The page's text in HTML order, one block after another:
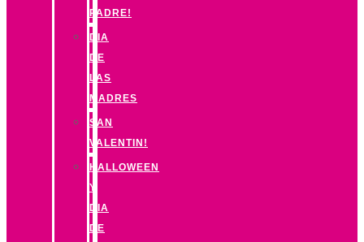
PADRE!
DIA
DE
LAS
MADRES
SAN
VALENTIN!
HALLOWEEN
Y
DIA
DE